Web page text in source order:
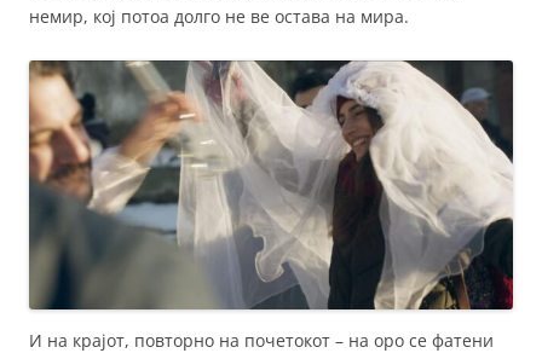
немир, кој потоа долго не ве остава на мира.
И на крајот, повторно на почетокот – на оро се фатени